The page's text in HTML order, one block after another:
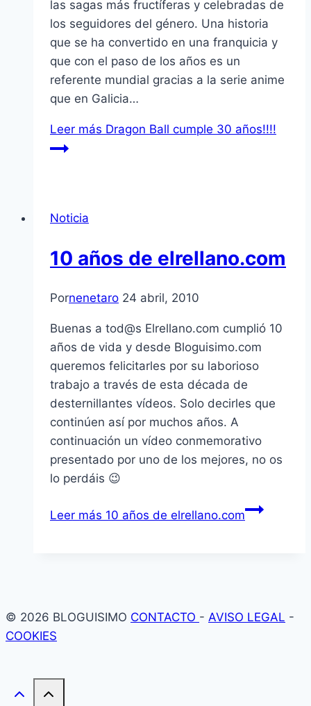
las sagas más fructíferas y celebradas de
los seguidores del género. Una historia
que se ha convertido en una franquicia y
que con el paso de los años es un
referente mundial gracias a la serie anime
que en Galicia…
Leer más Dragon Ball cumple 30 años!!!!
Noticia
10 años de elrellano.com
Pornenetaro 24 abril, 2010
Buenas a tod@s Elrellano.com cumplió 10
años de vida y desde Bloguisimo.com
queremos felicitarles por su laborioso
trabajo a través de esta década de
desternillantes ví­deos. Solo decirles que
continúen así­ por muchos años. A
continuación un ví­deo conmemorativo
presentado por uno de los mejores, no os
lo perdáis 😉
Leer más 10 años de elrellano.com
© 2026 BLOGUISIMO CONTACTO - AVISO LEGAL -
COOKIES